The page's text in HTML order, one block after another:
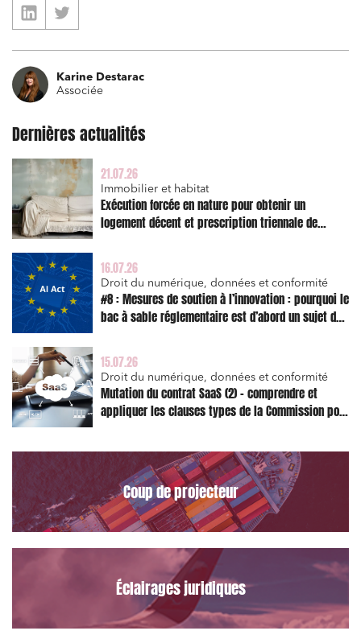
Karine Destarac
Associée
Dernières actualités
21.07.26
Immobilier et habitat
Exécution forcée en nature pour obtenir un
logement décent et prescription triennale de
16.07.26
Droit du numérique, données et conformité
#8 : Mesures de soutien à l’innovation : pourquoi le
bac à sable réglementaire est d’abord un sujet de
15.07.26
Droit du numérique, données et conformité
Mutation du contrat SaaS (2) – comprendre et
appliquer les clauses types de la Commission pour
Coup de projecteur
Éclairages juridiques
Relations commerciales et contrats
Associations et acteurs de l’économie sociale et
solidaire
Media et édition
Immobilier et habitat
Entreprises du numérique
Établissements financiers
Règlement des litiges
Droit du numérique, données et conformité
Relations sociales et droit du travail